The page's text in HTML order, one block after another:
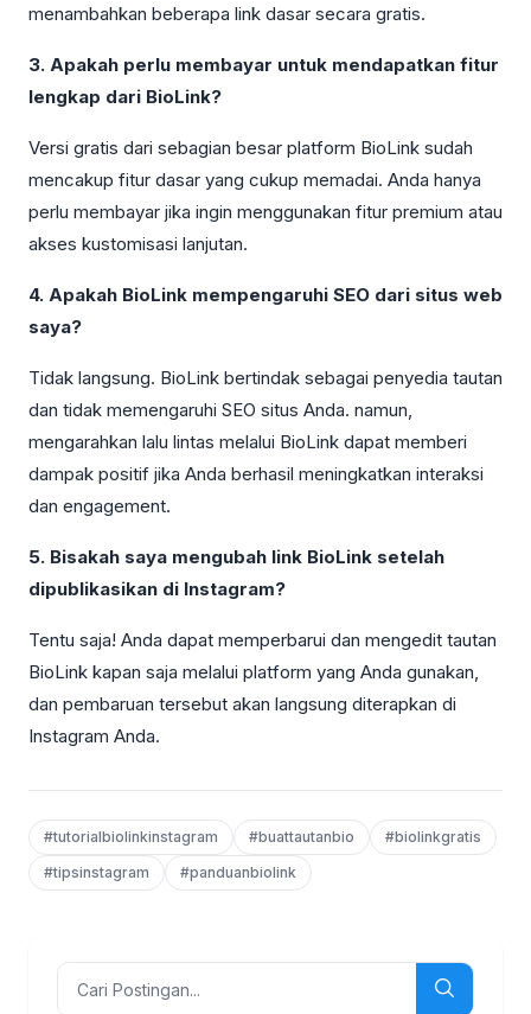
menambahkan beberapa link dasar secara gratis.
3. Apakah perlu membayar untuk mendapatkan fitur
lengkap dari BioLink?
Versi gratis dari sebagian besar platform BioLink sudah
mencakup fitur dasar yang cukup memadai. Anda hanya
perlu membayar jika ingin menggunakan fitur premium atau
akses kustomisasi lanjutan.
4. Apakah BioLink mempengaruhi SEO dari situs web
saya?
Tidak langsung. BioLink bertindak sebagai penyedia tautan
dan tidak memengaruhi SEO situs Anda. namun,
mengarahkan lalu lintas melalui BioLink dapat memberi
dampak positif jika Anda berhasil meningkatkan interaksi
dan engagement.
5. Bisakah saya mengubah link BioLink setelah
dipublikasikan di Instagram?
Tentu saja! Anda dapat memperbarui dan mengedit tautan
BioLink kapan saja melalui platform yang Anda gunakan,
dan pembaruan tersebut akan langsung diterapkan di
Instagram Anda.
#tutorialbiolinkinstagram #buattautanbio
#biolinkgratis
#tipsinstagram
#panduanbiolink